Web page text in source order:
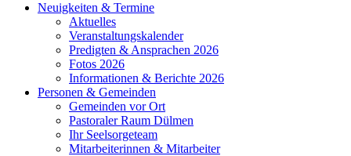
Neuigkeiten & Termine
Aktuelles
Veranstaltungskalender
Predigten & Ansprachen 2026
Fotos 2026
Informationen & Berichte 2026
Personen & Gemeinden
Gemeinden vor Ort
Pastoraler Raum Dülmen
Ihr Seelsorgeteam
Mitarbeiterinnen & Mitarbeiter